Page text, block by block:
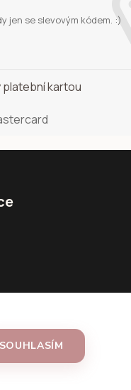
jen se slevovým kódem. :)
kartou
SOUHLASÍM